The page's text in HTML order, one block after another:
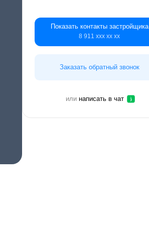
Показать контакты застройщика
8 911 ххх хх хх
Заказать обратный звонок
или написать в чат